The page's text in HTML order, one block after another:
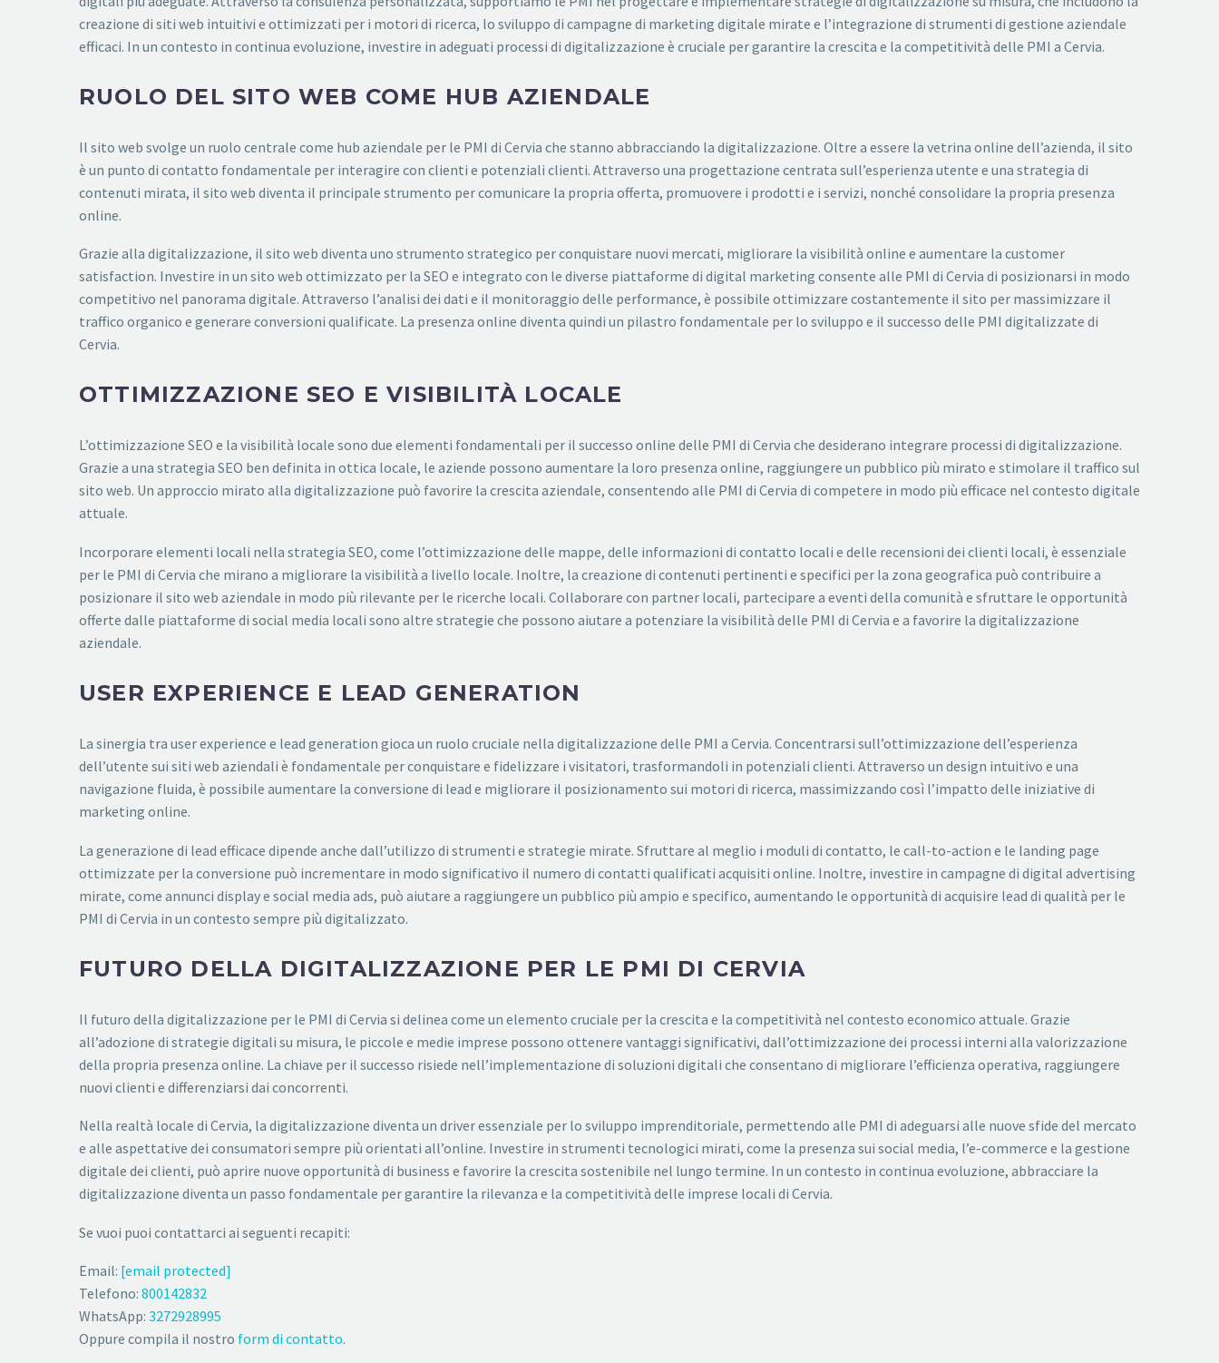
creazione di siti web intuitivi e ottimizzati per i motori di ricerca, lo sviluppo di campagne di marketing digitale mirate e l’integrazione di strumenti di gestione aziendale
efficaci. In un contesto in continua evoluzione, investire in adeguati processi di digitalizzazione è cruciale per garantire la crescita e la competitività delle PMI a Cervia.
RUOLO DEL SITO WEB COME HUB AZIENDALE
Il sito web svolge un ruolo centrale come hub aziendale per le PMI di Cervia che stanno abbracciando la digitalizzazione. Oltre a essere la vetrina online dell’azienda, il sito
è un punto di contatto fondamentale per interagire con clienti e potenziali clienti. Attraverso una progettazione centrata sull’esperienza utente e una strategia di
contenuti mirata, il sito web diventa il principale strumento per comunicare la propria offerta, promuovere i prodotti e i servizi, nonché consolidare la propria presenza
online.
Grazie alla digitalizzazione, il sito web diventa uno strumento strategico per conquistare nuovi mercati, migliorare la visibilità online e aumentare la customer
satisfaction. Investire in un sito web ottimizzato per la SEO e integrato con le diverse piattaforme di digital marketing consente alle PMI di Cervia di posizionarsi in modo
competitivo nel panorama digitale. Attraverso l’analisi dei dati e il monitoraggio delle performance, è possibile ottimizzare costantemente il sito per massimizzare il
traffico organico e generare conversioni qualificate. La presenza online diventa quindi un pilastro fondamentale per lo sviluppo e il successo delle PMI digitalizzate di
Cervia.
OTTIMIZZAZIONE SEO E VISIBILITÀ LOCALE
L’ottimizzazione SEO e la visibilità locale sono due elementi fondamentali per il successo online delle PMI di Cervia che desiderano integrare processi di digitalizzazione.
Grazie a una strategia SEO ben definita in ottica locale, le aziende possono aumentare la loro presenza online, raggiungere un pubblico più mirato e stimolare il traffico sul
sito web. Un approccio mirato alla digitalizzazione può favorire la crescita aziendale, consentendo alle PMI di Cervia di competere in modo più efficace nel contesto digitale
attuale.
Incorporare elementi locali nella strategia SEO, come l’ottimizzazione delle mappe, delle informazioni di contatto locali e delle recensioni dei clienti locali, è essenziale
per le PMI di Cervia che mirano a migliorare la visibilità a livello locale. Inoltre, la creazione di contenuti pertinenti e specifici per la zona geografica può contribuire a
posizionare il sito web aziendale in modo più rilevante per le ricerche locali. Collaborare con partner locali, partecipare a eventi della comunità e sfruttare le opportunità
offerte dalle piattaforme di social media locali sono altre strategie che possono aiutare a potenziare la visibilità delle PMI di Cervia e a favorire la digitalizzazione
aziendale.
USER EXPERIENCE E LEAD GENERATION
La sinergia tra user experience e lead generation gioca un ruolo cruciale nella digitalizzazione delle PMI a Cervia. Concentrarsi sull’ottimizzazione dell’esperienza
dell’utente sui siti web aziendali è fondamentale per conquistare e fidelizzare i visitatori, trasformandoli in potenziali clienti. Attraverso un design intuitivo e una
navigazione fluida, è possibile aumentare la conversione di lead e migliorare il posizionamento sui motori di ricerca, massimizzando così l’impatto delle iniziative di
marketing online.
La generazione di lead efficace dipende anche dall’utilizzo di strumenti e strategie mirate. Sfruttare al meglio i moduli di contatto, le call-to-action e le landing page
ottimizzate per la conversione può incrementare in modo significativo il numero di contatti qualificati acquisiti online. Inoltre, investire in campagne di digital advertising
mirate, come annunci display e social media ads, può aiutare a raggiungere un pubblico più ampio e specifico, aumentando le opportunità di acquisire lead di qualità per le
PMI di Cervia in un contesto sempre più digitalizzato.
FUTURO DELLA DIGITALIZZAZIONE PER LE PMI DI CERVIA
Il futuro della digitalizzazione per le PMI di Cervia si delinea come un elemento cruciale per la crescita e la competitività nel contesto economico attuale. Grazie
all’adozione di strategie digitali su misura, le piccole e medie imprese possono ottenere vantaggi significativi, dall’ottimizzazione dei processi interni alla valorizzazione
della propria presenza online. La chiave per il successo risiede nell’implementazione di soluzioni digitali che consentano di migliorare l’efficienza operativa, raggiungere
nuovi clienti e differenziarsi dai concorrenti.
Nella realtà locale di Cervia, la digitalizzazione diventa un driver essenziale per lo sviluppo imprenditoriale, permettendo alle PMI di adeguarsi alle nuove sfide del mercato
e alle aspettative dei consumatori sempre più orientati all’online. Investire in strumenti tecnologici mirati, come la presenza sui social media, l’e-commerce e la gestione
digitale dei clienti, può aprire nuove opportunità di business e favorire la crescita sostenibile nel lungo termine. In un contesto in continua evoluzione, abbracciare la
digitalizzazione diventa un passo fondamentale per garantire la rilevanza e la competitività delle imprese locali di Cervia.
Se vuoi puoi contattarci ai seguenti recapiti:
Email: [email protected]
Telefono: 800142832
WhatsApp: 3272928995
Oppure compila il nostro form di contatto.